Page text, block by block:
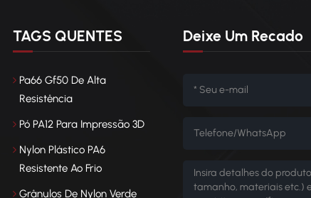
TAGS QUENTES
Pa66 Gf50 De Alta
Resistência
Pó PA12 Para Impressão 3D
Nylon Plástico PA6
Resistente Ao Frio
Grânulos De Nylon Verde
Deixe Um Recado